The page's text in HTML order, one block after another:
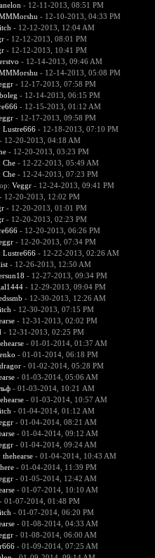
- 12-11-2013, 08:51 PM
- 12-10-2013, 04:33 PM
- 12-12-2013, 12:04 AM
- 12-12-2013, 08:01 PM
- 12-12-2013, 10:41 PM
- 12-14-2013, 09:46 AM
- 12-14-2013, 05:08 PM
- 12-17-2013, 07:58 PM
- 12-14-2013, 06:15 PM
- 12-15-2013, 01:12 AM
- 12-17-2013, 09:58 PM
Lustre666- 12-18-2013, 07:10 PM
12-20-2013, 04:18 AM
- 12-20-2013, 03:23 PM
Che- 12-22-2013, 05:49 AM
Che- 12-24-2013, 07:23 PM
Veggr- 12-24-2013, 09:41 PM
12-20-2013, 12:02 PM
- 12-20-2013, 01:01 PM
- 12-20-2013, 02:23 PM
- 12-20-2013, 06:26 PM
- 12-20-2013, 07:34 PM
Lustre666- 12-22-2013, 02:26 AM
- 12-26-2013, 12:50 AM
- 12-27-2013, 09:34 PM
- 12-29-2013, 09:04 PM
- 12-30-2013, 12:26 AM
- 12-30-2013, 07:15 PM
- 12-31-2013, 02:02 PM
- 12-31-2013, 02:25 PM
- 01-01-2014, 01:37 AM
- 01-01-2014, 06:18 PM
- 01-02-2014, 05:28 PM
- 01-03-2014, 05:06 AM
- 01-03-2014, 10:21 AM
- 01-03-2014, 10:57 AM
- 01-04-2014, 01:12 AM
- 01-04-2014, 08:21 AM
- 01-04-2014, 09:12 AM
- 01-04-2014, 09:24 AM
thehearse- 01-04-2014, 10:43 AM
- 01-04-2014, 11:39 PM
- 01-05-2014, 12:42 AM
- 01-07-2014, 10:10 AM
01-07-2014, 01:48 PM
- 01-07-2014, 06:20 PM
- 01-08-2014, 04:33 AM
- 01-08-2014, 06:00 AM
- 01-09-2014, 07:25 AM